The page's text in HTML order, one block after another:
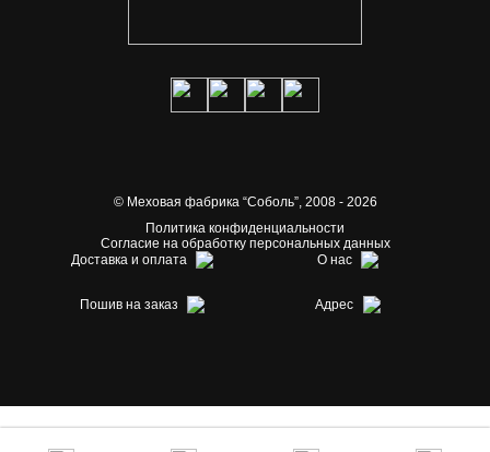
© Меховая фабрика “Соболь”,2008 - 2026
Политика конфиденциальности
Согласие на обработку персональных данных
Доставка и оплата
О нас
Пошив на заказ Адрес